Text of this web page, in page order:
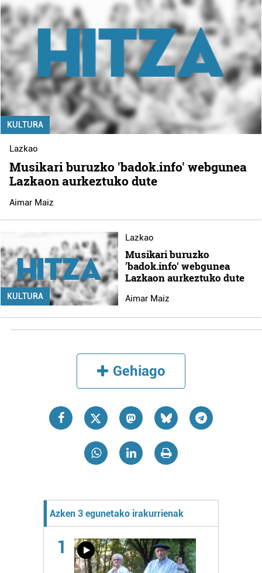
KULTURA
Lazkao
Musikari buruzko 'badok.info' webgunea
Lazkaon aurkeztuko dute
Aimar Maiz
KULTURA
Lazkao
Musikari buruzko
'badok.info' webgunea
Lazkaon aurkeztuko dute
Aimar Maiz
Gehiago
Azken 3 egunetako irakurrienak
1